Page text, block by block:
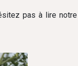
pas à lire notre